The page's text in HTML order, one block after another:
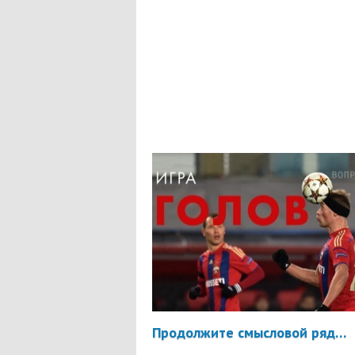
Продолжите смысловой ряд…